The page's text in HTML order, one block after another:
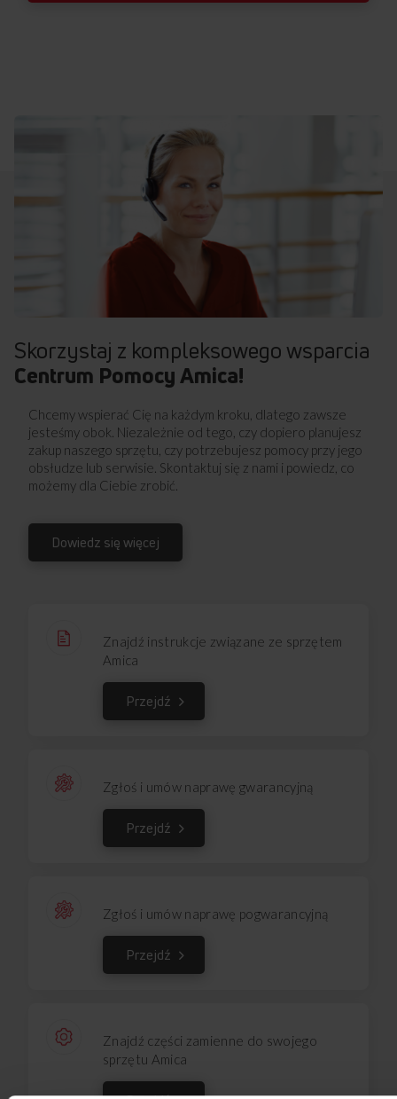
Skorzystaj z kompleksowego wsparcia
Centrum Pomocy Amica!
Chcemy wspierać Cię na każdym kroku, dlatego zawsze
jesteśmy obok. Niezależnie od tego, czy dopiero planujesz
zakup naszego sprzętu, czy potrzebujesz pomocy przy jego
obsłudze lub serwisie. Skontaktuj się z nami i powiedz, co
możemy dla Ciebie zrobić.
Dowiedz się więcej
Znajdź instrukcje związane ze sprzętem
Amica
Przejdź
Zgłoś i umów naprawę gwarancyjną
Przejdź
Zgłoś i umów naprawę pogwarancyjną
Przejdź
Znajdź części zamienne do swojego
sprzętu Amica